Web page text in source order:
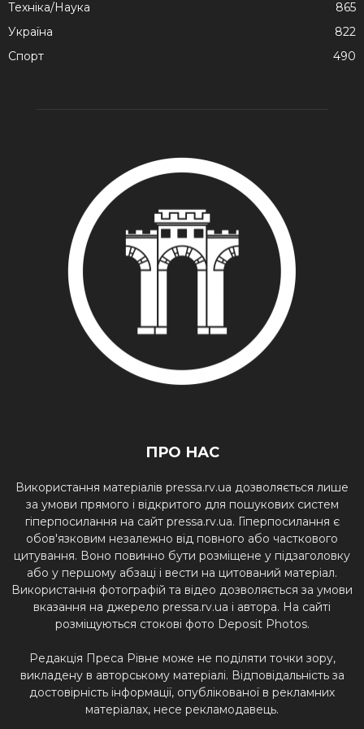
Техніка/Наука
865
Україна
822
Спорт
490
ПРО НАС
Використання матеріалів pressa.rv.ua дозволяється лише
за умови прямого і відкритого для пошукових систем
гіперпосилання на сайт pressa.rv.ua. Гіперпосилання є
обов'язковим незалежно від повного або часткового
цитування. Воно повинно бути розміщене у підзаголовку
або у першому абзаці і вести на цитований матеріал.
Використання фотографій та відео дозволяється за умови
вказання на джерело pressa.rv.ua і автора. На сайті
розміщуються стокові фото Deposit Photos.
Редакція Преса Рівне може не поділяти точки зору,
викладену в авторському матеріалі. Відповідальність за
достовірність інформації, опублікованої в рекламних
матеріалах, несе рекламодавець.